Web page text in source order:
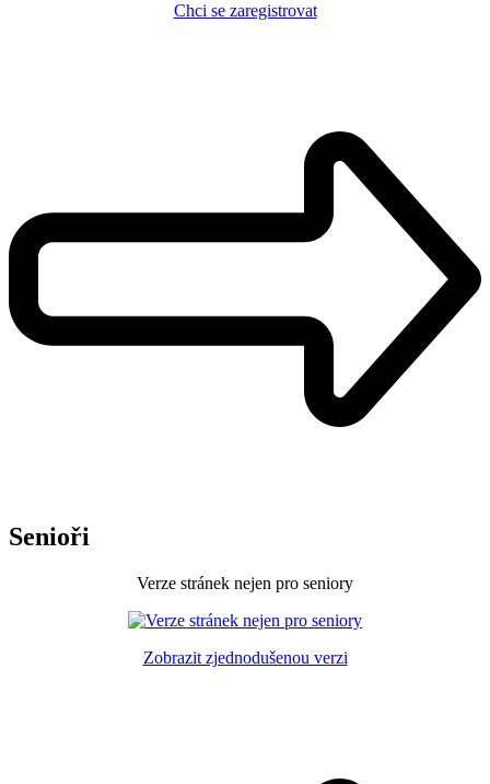
Chci se zaregistrovat
Senioři
Verze stránek nejen pro seniory
Zobrazit zjednodušenou verzi